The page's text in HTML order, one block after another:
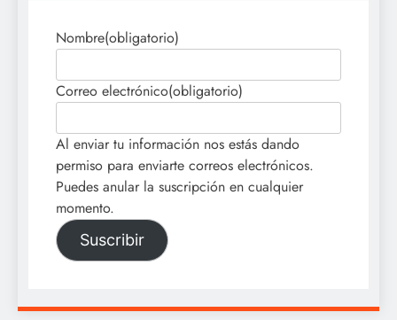
Nombre(obligatorio)
Correo electrónico(obligatorio)
Al enviar tu información nos estás dando
permiso para enviarte correos electrónicos.
Puedes anular la suscripción en cualquier
momento.
Suscribir